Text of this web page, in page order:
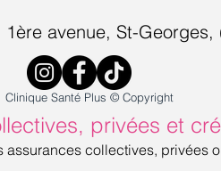
1ère avenue, St-Georges,
Clinique Santé Plus © Copyright
privées et
collectives, privées